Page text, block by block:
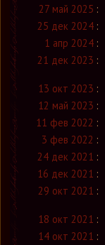
27 май 2025 :
25 дек 2024 :
1 апр 2024 :
21 дек 2023 :
13 окт 2023 :
12 май 2023 :
11 фев 2022 :
3 фев 2022 :
24 дек 2021 :
16 дек 2021 :
29 окт 2021 :
18 окт 2021 :
14 окт 2021 :